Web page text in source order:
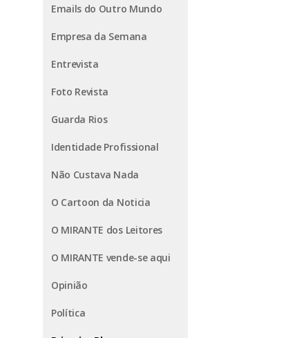
Emails do Outro Mundo
Empresa da Semana
Entrevista
Foto Revista
Guarda Rios
Identidade Profissional
Não Custava Nada
O Cartoon da Noticia
O MIRANTE dos Leitores
O MIRANTE vende-se aqui
Opinião
Política